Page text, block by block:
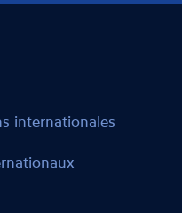
internationales